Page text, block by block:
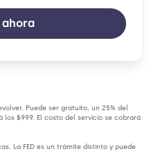
ahora
Puede ser gratuito, un 25% del
$999. El costo del servicio se cobrará
La FED es un trámite distinto y puede